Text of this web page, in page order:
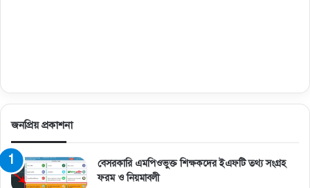
জনপ্রিয় প্রকাশনা
বেসরকারি এমপিওভুক্ত শিক্ষকদের ইএফটি তথ্য সংগ্রহ
ফরম ও নিয়মাবলী